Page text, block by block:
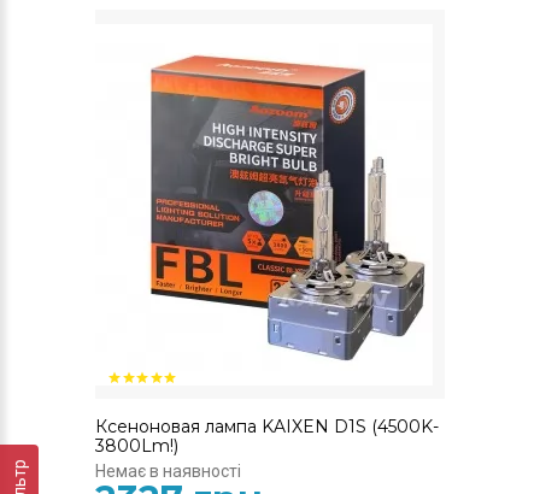
Ксеноновая лампа KAIXEN D1S (4500K-
3800Lm!)
Немає в наявності